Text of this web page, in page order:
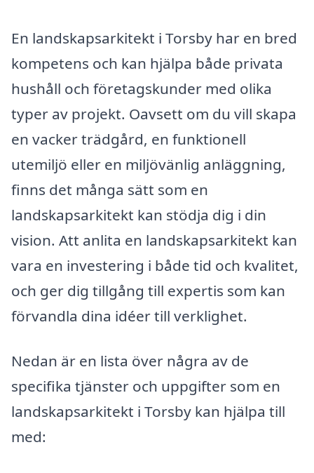
En landskapsarkitekt i Torsby har en bred
kompetens och kan hjälpa både privata
hushåll och företagskunder med olika
typer av projekt. Oavsett om du vill skapa
en vacker trädgård, en funktionell
utemiljö eller en miljövänlig anläggning,
finns det många sätt som en
landskapsarkitekt kan stödja dig i din
vision. Att anlita en landskapsarkitekt kan
vara en investering i både tid och kvalitet,
och ger dig tillgång till expertis som kan
förvandla dina idéer till verklighet.
Nedan är en lista över några av de
specifika tjänster och uppgifter som en
landskapsarkitekt i Torsby kan hjälpa till
med: